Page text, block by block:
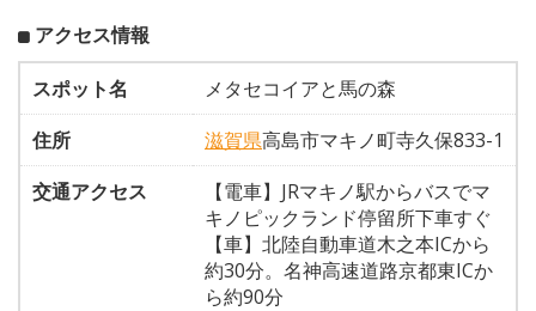
アクセス情報
スポット名
メタセコイアと馬の森
住所
滋賀県高島市マキノ町寺久保833-1
交通アクセス
【電車】JRマキノ駅からバスでマ
キノピックランド停留所下車すぐ
【車】北陸自動車道木之本ICから
約30分。名神高速道路京都東ICか
ら約90分